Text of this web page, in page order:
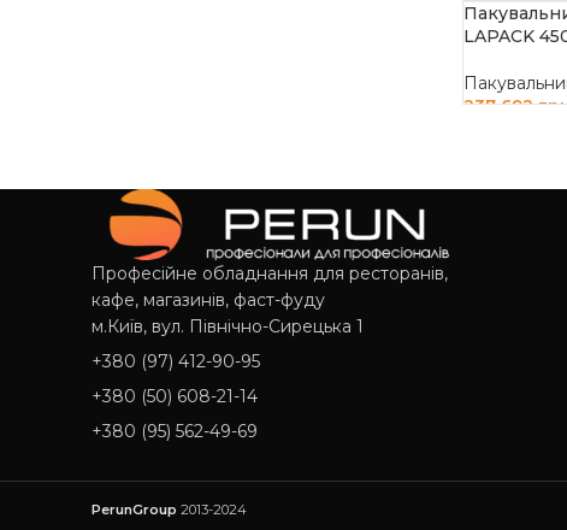
LAPACK
237 692
Професійне обладнання для ресторанів,
кафе, магазинів, фаст-фуду
м.Київ, вул. Північно-Сирецька 1
+380 (97) 412-90-95
+380 (50) 608-21-14
+380 (95) 562-49-69
PerunGroup 2013-2024